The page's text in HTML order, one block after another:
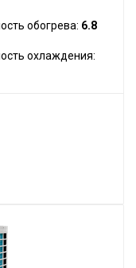
обогрева: 6.8
охлаждения: